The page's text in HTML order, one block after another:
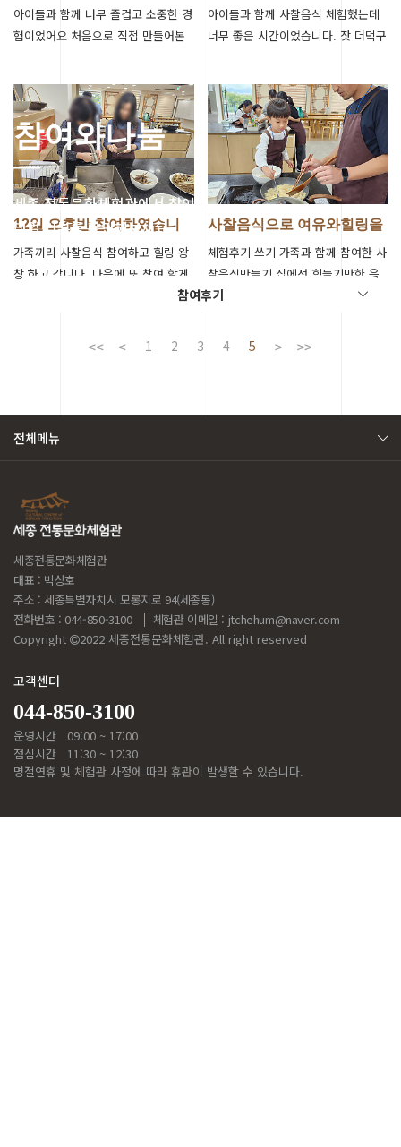
참여와나눔
세종 전통문화체험관에서 참여한
리얼 리뷰를 확인해보세요.
참여후기
아이들과 함께 너무 즐겁고 소중한 경
험이었어요 처음으로 직접 만들어본
사가 …
아이들과 함께 사찰음식 체험했는데
너무 좋은 시간이었습니다. 잣 더덕구
아이…
12일 오후반 참여하였습니
가족끼리 사찰음식 참여하고 힐링 왕
창 하고 갑니다. 다음에 또 참여 할게
요^^ 스님 및 직원분들 고생하셨어
사찰음식으로 여유와힐링을
체험후기 쓰기 가족과 함께 참여한 사
찰음식만들기 집에선 힘들기만한 음
식만들기가 가족과함께하는 힐링시간
신 스님께…
1 2 3 4 5
전체메뉴
세종전통문화체험관
대표 : 박상호
주소 : 세종특별자치시 모롱지로 94(세종동)
전화번호 : 044-850-3100
체험관 이메일 : jtchehum@naver.com
Copyright
2022 세종전통문화체험관. All right reserved
고객센터
044-850-3100
운영시간
09:00 ~ 17:00
점심시간
11:30 ~ 12:30
명절연휴 및 체험관 사정에 따라 휴관이 발생할 수 있습니다.